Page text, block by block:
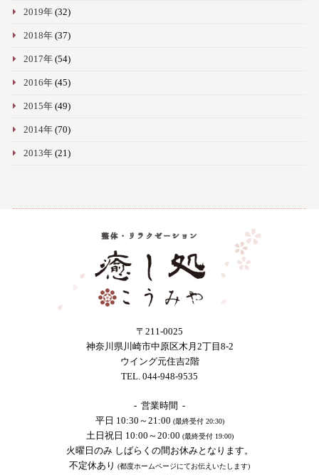
2019年(32)
2018年(37)
2017年(54)
2016年(45)
2015年(49)
2014年(70)
2013年(21)
〒211-0025
神奈川県川崎市中原区木月2丁目8-2
ウイング元住吉2階
TEL. 044-948-9535
- 営業時間 -
平日 10:30～21:00 (最終受付 20:30)
土日祝日 10:00～20:00 (最終受付 19:00)
火曜日のみ しばらくの間お休みとなります。
不定休あり (都度ホームページにてお伝えいたします)